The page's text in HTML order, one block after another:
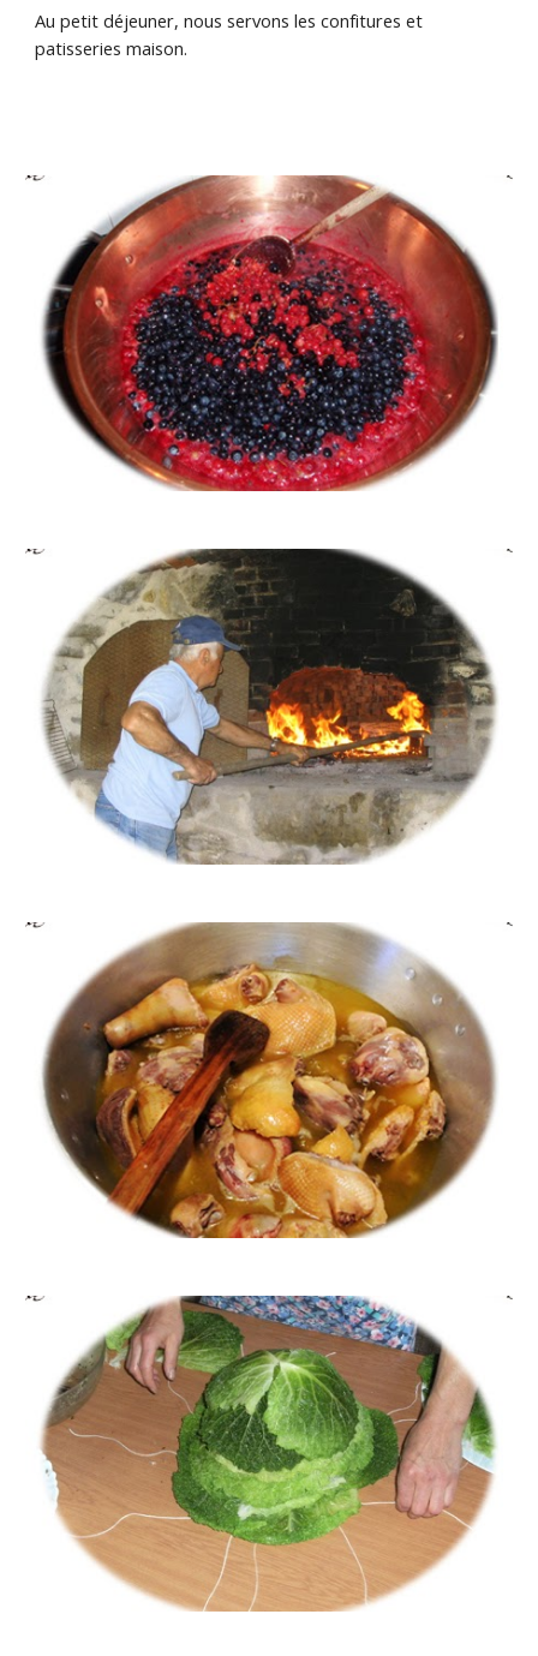
Au petit déjeuner, nous servons les confitures et
patisseries maison.